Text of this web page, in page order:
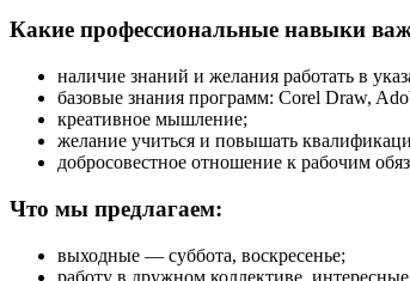
Какие профессиональные навыки
наличие знаний и желания работать в
базовые знания программ: Corel Draw,
креативное мышление;
желание учиться и повышать
добросовестное отношение к рабочим
Что мы предлагаем:
выходные — суббота, воскресенье;
работу в дружном коллективе,